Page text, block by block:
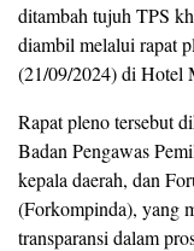
ditambah tujuh TPS
diambil melalui rapat
(21/09/2024) di Hotel
Rapat pleno tersebut
Badan Pengawas
kepala daerah, dan
(Forkompinda), yang
transparansi dalam